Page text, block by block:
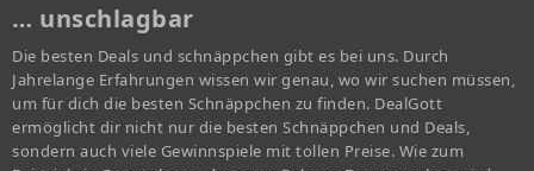
… unschlagbar
Die besten Deals und schnäppchen gibt es bei uns. Durch
Jahrelange Erfahrungen wissen wir genau, wo wir suchen müssen,
um für dich die besten Schnäppchen zu finden. DealGott
ermöglicht dir nicht nur die besten Schnäppchen und Deals,
sondern auch viele Gewinnspiele mit tollen Preise. Wie zum